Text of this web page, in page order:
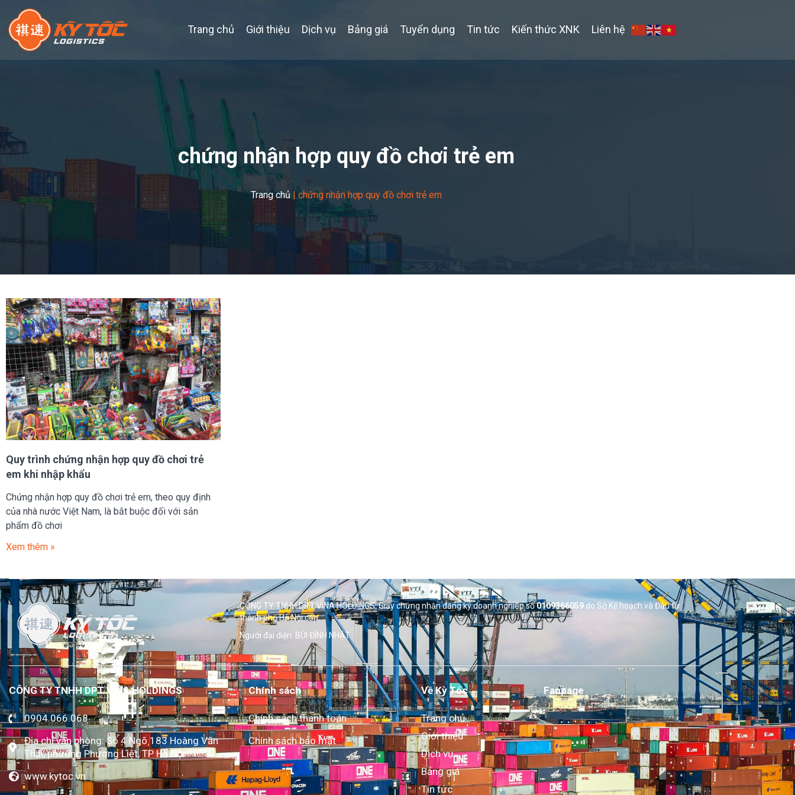
Trang chủ Giới thiệu Dịch vụ Bảng giá Tuyển dụng Tin tức Kiến thức XNK Liên hệ
chứng nhận hợp quy đồ chơi trẻ em
Trang chủ| chứng nhận hợp quy đồ chơi trẻ em
Quy trình chứng nhận hợp quy đồ chơi trẻ
em khi nhập khẩu
Chứng nhận hợp quy đồ chơi trẻ em, theo quy định
của nhà nước Việt Nam, là bắt buộc đối với sản
phẩm đồ chơi
Xem thêm »
CÔNG TY TNHH DPT VINA HOLDINGS. Giấy chứng nhận đăng ký doanh nghiệp số0109366059do Sở Kế hoạch và Đầu tư
thành phố Hà Nội cấp.
Người đại diện: BÙI ĐÌNH NHẬT
CÔNG TY TNHH DPT VINA HOLDINGS
0904.066.068
Địa chỉ văn phòng: Số 4 Ngõ 183 Hoàng Văn
Thái, phường Phương Liệt, TP Hà Nội
www.kytoc.vn
Chính sách
Chính sách thanh toán
Chính sách bảo mật
Về Kỳ Tốc
Trang chủ
Giới thiệu
Dịch vụ
Bảng giá
Tin tức
Fanpage